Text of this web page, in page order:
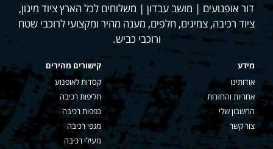
דור אופנועים | מושב עבדון | משלוחים לכל הארץ ציוד מיגון,
ציוד רכיבה, צמיגים, חלפים, מענה מהיר ומקצועי לרוכבי שטח
ורוכבי כביש.
מידע
אודותינו
אחריות והחזרות
החשבון שלי
צור קשר
קישורים מהירים
קסדות לאופנוע
חליפות רכיבה
כפפות רכיבה
מגפי רכיבה
מעילי רכיבה